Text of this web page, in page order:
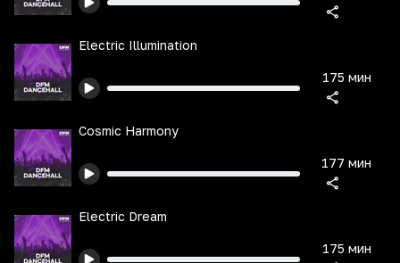
Electric Illumination
175 мин
Cosmic Harmony
177 мин
Electric Dream
175 мин